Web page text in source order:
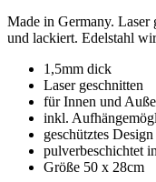
Made in Germany. Laser
und lackiert. Edelstahl
1,5mm dick
Laser geschnitten
für Innen und
inkl.
geschütztes Design
pulverbeschichtet
Größe 50 x 28cm